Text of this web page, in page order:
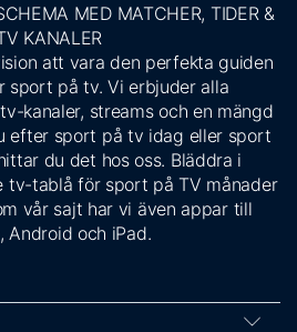
MED MATCHER, TIDER &
KANALER
att vara den perfekta guiden
sport på tv. Vi erbjuder alla
kanaler, streams och en mängd
efter sport på tv idag eller sport
du det hos oss. Bläddra i
tv-tablå för sport på TV månader
vår sajt har vi även appar till
Android och iPad.